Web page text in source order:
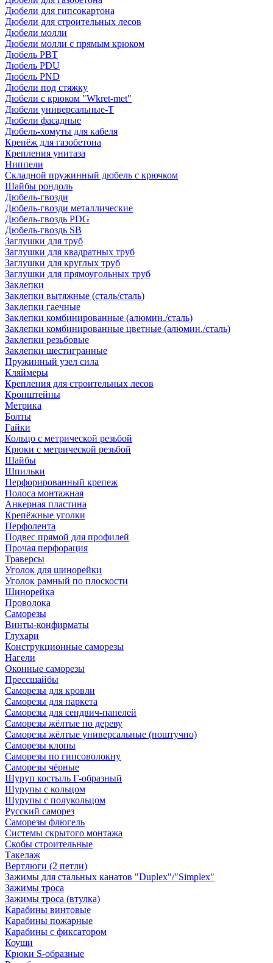
Дюбели для гипсокартона
Дюбели для строительных лесов
Дюбели молли
Дюбели молли с прямым крюком
Дюбель PBT
Дюбель PDU
Дюбель PND
Дюбели под стяжку
Дюбели с крюком "Wkret-met"
Дюбели универсальные-Т
Дюбели фасадные
Дюбель-хомуты для кабеля
Крепёж для газобетона
Крепления унитаза
Ниппели
Складной пружинный дюбель с крючком
Шайбы рондоль
Дюбель-гвозди
Дюбель-гвозди металлические
Дюбель-гвоздь PDG
Дюбель-гвоздь SB
Заглушки для труб
Заглушки для квадратных труб
Заглушки для круглых труб
Заглушки для прямоугольных труб
Заклепки
Заклепки вытяжные (сталь/сталь)
Заклепки гаечные
Заклепки комбинированные (алюмин./сталь)
Заклепки комбинированные цветные (алюмин./сталь)
Заклепки резьбовые
Заклепки шестигранные
Пружинный узел сила
Кляймеры
Крепления для строительных лесов
Кронштейны
Метрика
Болты
Гайки
Кольцо с метрической резьбой
Крюки с метрической резьбой
Шайбы
Шпильки
Перфорированный крепеж
Полоса монтажная
Анкерная пластина
Крепёжные уголки
Перфолента
Подвес прямой для профилей
Прочая перфорация
Траверсы
Уголок для шинорейки
Уголок рамный по плоскости
Шинорейка
Проволока
Саморезы
Винты-конфирматы
Глухари
Конструкционные саморезы
Нагели
Оконные саморезы
Прессшайбы
Саморезы для кровли
Саморезы для паркета
Саморезы для сендвич-панелей
Саморезы жёлтые по дереву
Саморезы жёлтые универсальные (поштучно)
Саморезы клопы
Саморезы по гипсоволокну
Саморезы чёрные
Шуруп костыль Г-образный
Шурупы с кольцом
Шурупы с полукольцом
Русский саморез
Саморезы флюгель
Системы скрытого монтажа
Скобы строительные
Такелаж
Вертлюги (2 петли)
Зажимы для стальных канатов "Duplex"/"Simplex"
Зажимы троса
Зажимы троса (втулка)
Карабины винтовые
Карабины пожарные
Карабины с фиксатором
Коуши
Крюки S-образные